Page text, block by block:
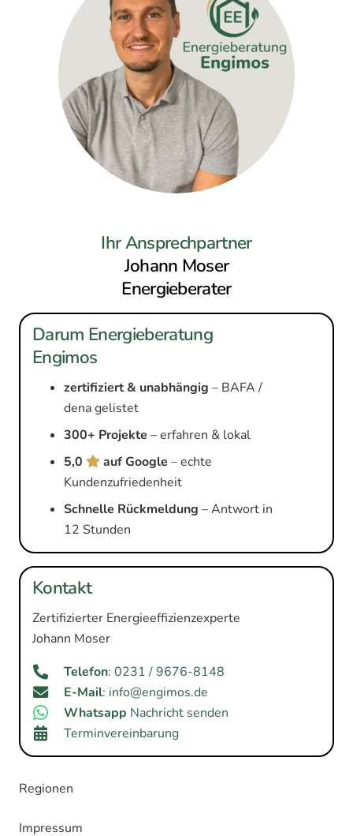
Ihr Ansprechpartner
Johann Moser
Energieberater
Darum Energieberatung
Engimos
zertifiziert & unabhängig – BAFA /
dena gelistet
300+ Projekte – erfahren & lokal
5,0
auf Google – echte
Kundenzufriedenheit
Schnelle Rückmeldung – Antwort in
12 Stunden
Kontakt
Zertifizierter Energieeffizienzexperte
Johann Moser
Telefon: 0231 / 9676-8148
E-Mail: info@engimos.de
Whatsapp Nachricht senden
Terminvereinbarung
Regionen
Impressum